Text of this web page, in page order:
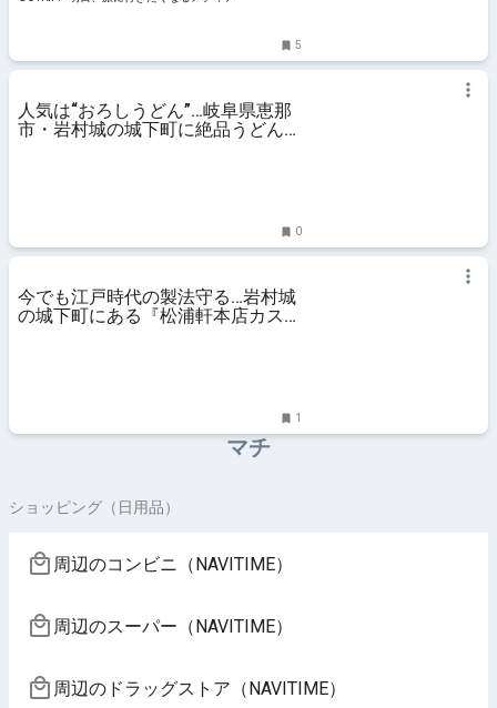
5
人気は“おろしうどん”…岐阜県恵那
市・岩村城の城下町に絶品うどん店
0
今でも江戸時代の製法守る…岩村城
の城下町にある『松浦軒本店カステ
1
マチ
ショッピング（日用品）
周辺のコンビニ（NAVITIME）
周辺のスーパー（NAVITIME）
周辺のドラッグストア（NAVITIME）